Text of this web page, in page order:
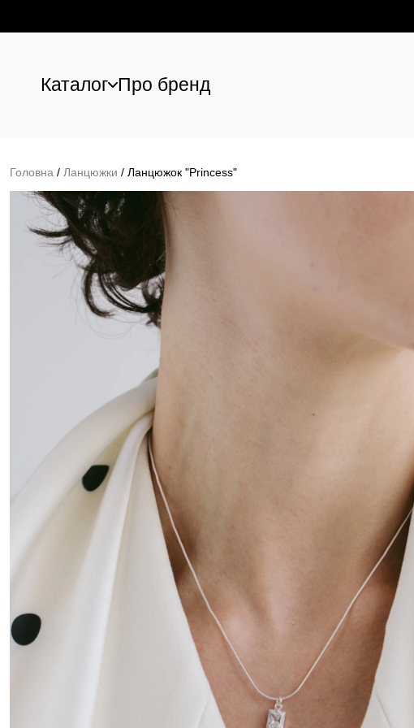
Каталог Про бренд
Головна / Ланцюжки / Ланцюжок "Princess"